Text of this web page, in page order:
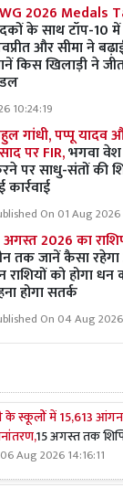
2026 Medals
के साथ टॉप-10 में
और सीमा ने
किस खिलाड़ी ने
10:24:19
गांधी, पप्पू
पर FIR,भगवा वेश
पर साधु-संतों की
कार्रवाई
On 01 Aug 2026
2026 का
तक जानें कैसा
राशियों को होगा
होगा सतर्क
On 04 Aug
के स्कूलों में 15,613
15 अगस्त तक
06 Aug 2026 14:16:11